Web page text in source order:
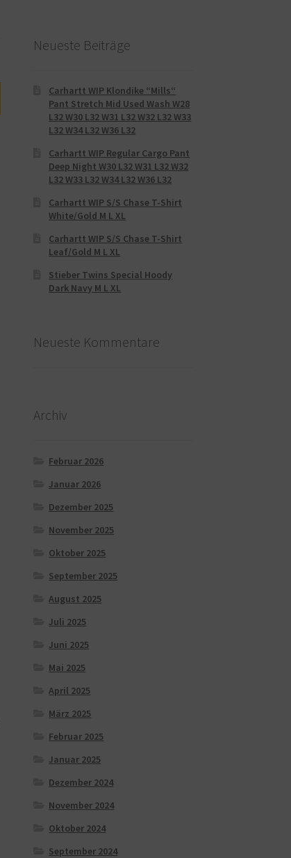
Neueste Beiträge
Carhartt WIP Klondike “Mills“
Pant Stretch Mid Used Wash W28
L32 W30 L32 W31 L32 W32 L32 W33
L32 W34 L32 W36 L32
Carhartt WIP Regular Cargo Pant
Deep Night W30 L32 W31 L32 W32
L32 W33 L32 W34 L32 W36 L32
Carhartt WIP S/S Chase T-Shirt
White/Gold M L XL
Carhartt WIP S/S Chase T-Shirt
Leaf/Gold M L XL
Stieber Twins Special Hoody
Dark Navy M L XL
Neueste Kommentare
Archiv
Februar 2026
Januar 2026
Dezember 2025
November 2025
Oktober 2025
September 2025
August 2025
Juli 2025
Juni 2025
Mai 2025
April 2025
März 2025
Februar 2025
Januar 2025
Dezember 2024
November 2024
Oktober 2024
September 2024